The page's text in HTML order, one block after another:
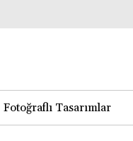
Fotoğraflı Tasarımlar